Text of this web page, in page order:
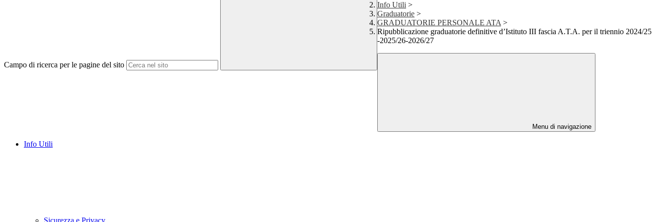
Campo di ricerca per le pagine del sito
Info Utili >
Graduatorie >
GRADUATORIE PERSONALE ATA >
Ripubblicazione graduatorie definitive d’Istituto III fascia A.T.A. per il triennio 2024/25
-2025/26-2026/27
Menu di navigazione
Info Utili